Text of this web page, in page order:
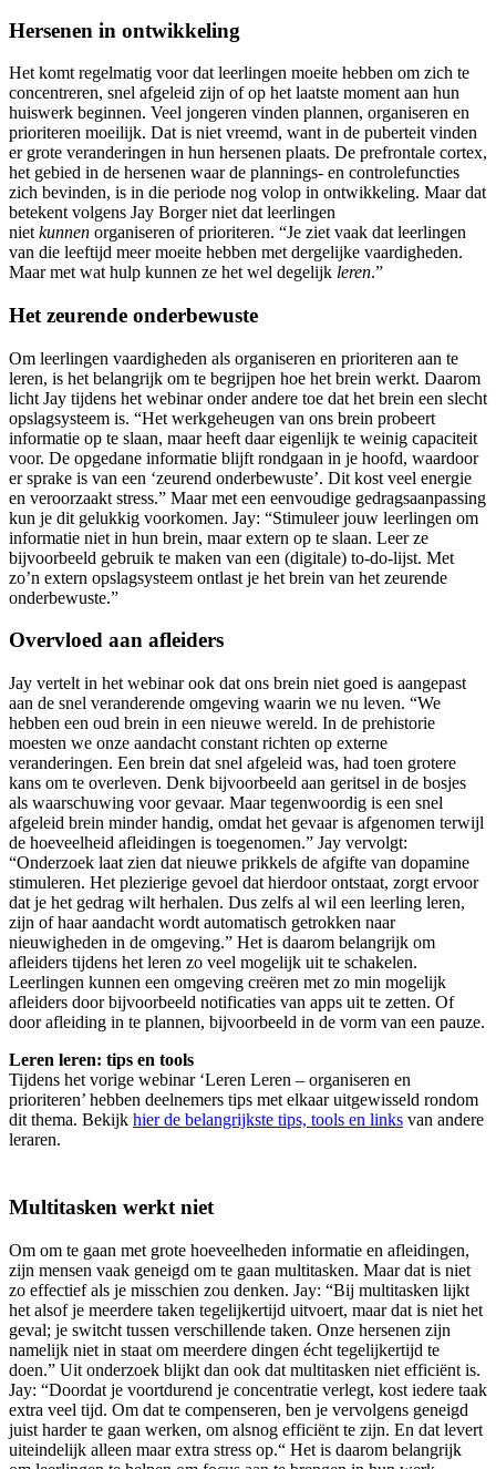
Hersenen in ontwikkeling
Het komt regelmatig voor dat leerlingen moeite hebben om zich te
concentreren, snel afgeleid zijn of op het laatste moment aan hun
huiswerk beginnen. Veel jongeren vinden plannen, organiseren en
prioriteren moeilijk. Dat is niet vreemd, want in de puberteit vinden
er grote veranderingen in hun hersenen plaats. De prefrontale cortex,
het gebied in de hersenen waar de plannings- en controlefuncties
zich bevinden, is in die periode nog volop in ontwikkeling. Maar dat
betekent volgens Jay Borger niet dat leerlingen
niet kunnen organiseren of prioriteren. “Je ziet vaak dat leerlingen
van die leeftijd meer moeite hebben met dergelijke vaardigheden.
Maar met wat hulp kunnen ze het wel degelijk leren.”
Het zeurende onderbewuste
Om leerlingen vaardigheden als organiseren en prioriteren aan te
leren, is het belangrijk om te begrijpen hoe het brein werkt. Daarom
licht Jay tijdens het webinar onder andere toe dat het brein een slecht
opslagsysteem is. “Het werkgeheugen van ons brein probeert
informatie op te slaan, maar heeft daar eigenlijk te weinig capaciteit
voor. De opgedane informatie blijft rondgaan in je hoofd, waardoor
er sprake is van een ‘zeurend onderbewuste’. Dit kost veel energie
en veroorzaakt stress.” Maar met een eenvoudige gedragsaanpassing
kun je dit gelukkig voorkomen. Jay: “Stimuleer jouw leerlingen om
informatie niet in hun brein, maar extern op te slaan. Leer ze
bijvoorbeeld gebruik te maken van een (digitale) to-do-lijst. Met
zo’n extern opslagsysteem ontlast je het brein van het zeurende
onderbewuste.”
Overvloed aan afleiders
Jay vertelt in het webinar ook dat ons brein niet goed is aangepast
aan de snel veranderende omgeving waarin we nu leven. “We
hebben een oud brein in een nieuwe wereld. In de prehistorie
moesten we onze aandacht constant richten op externe
veranderingen. Een brein dat snel afgeleid was, had toen grotere
kans om te overleven. Denk bijvoorbeeld aan geritsel in de bosjes
als waarschuwing voor gevaar. Maar tegenwoordig is een snel
afgeleid brein minder handig, omdat het gevaar is afgenomen terwijl
de hoeveelheid afleidingen is toegenomen.” Jay vervolgt:
“Onderzoek laat zien dat nieuwe prikkels de afgifte van dopamine
stimuleren. Het plezierige gevoel dat hierdoor ontstaat, zorgt ervoor
dat je het gedrag wilt herhalen. Dus zelfs al wil een leerling leren,
zijn of haar aandacht wordt automatisch getrokken naar
nieuwigheden in de omgeving.” Het is daarom belangrijk om
afleiders tijdens het leren zo veel mogelijk uit te schakelen.
Leerlingen kunnen een omgeving creëren met zo min mogelijk
afleiders door bijvoorbeeld notificaties van apps uit te zetten. Of
door afleiding in te plannen, bijvoorbeeld in de vorm van een pauze.
Leren leren: tips en tools
Tijdens het vorige webinar ‘Leren Leren – organiseren en
prioriteren’ hebben deelnemers tips met elkaar uitgewisseld rondom
dit thema. Bekijk hier de belangrijkste tips, tools en links van andere
leraren.
Multitasken werkt niet
Om om te gaan met grote hoeveelheden informatie en afleidingen,
zijn mensen vaak geneigd om te gaan multitasken. Maar dat is niet
zo effectief als je misschien zou denken. Jay: “Bij multitasken lijkt
het alsof je meerdere taken tegelijkertijd uitvoert, maar dat is niet het
geval; je switcht tussen verschillende taken. Onze hersenen zijn
namelijk niet in staat om meerdere dingen écht tegelijkertijd te
doen.” Uit onderzoek blijkt dan ook dat multitasken niet efficiënt is.
Jay: “Doordat je voortdurend je concentratie verlegt, kost iedere taak
extra veel tijd. Om dat te compenseren, ben je vervolgens geneigd
juist harder te gaan werken, om alsnog efficiënt te zijn. En dat levert
uiteindelijk alleen maar extra stress op.“ Het is daarom belangrijk